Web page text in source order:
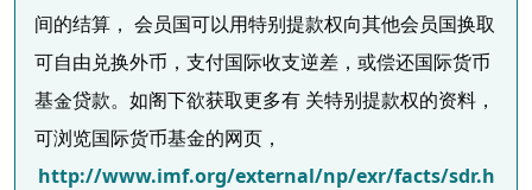
间的结算， 会员国可以用特别提款权向其他会员国换取
可自由兑换外币，支付国际收支逆差，或偿还国际货币
基金贷款。如阁下欲获取更多有 关特别提款权的资料，
可浏览国际货币基金的网页，
http://www.imf.org/external/np/exr/facts/sdr.h